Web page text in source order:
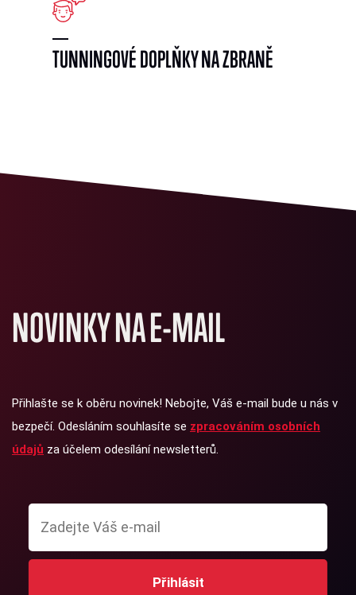
TUNNINGOVÉ DOPLŇKY NA ZBRANĚ
NOVINKY NA E-MAIL
Přihlašte se k oběru novinek! Nebojte, Váš e-mail bude u nás v
bezpečí. Odesláním souhlasíte se zpracováním osobních
údajů za účelem odesílání newsletterů.
Přihlásit